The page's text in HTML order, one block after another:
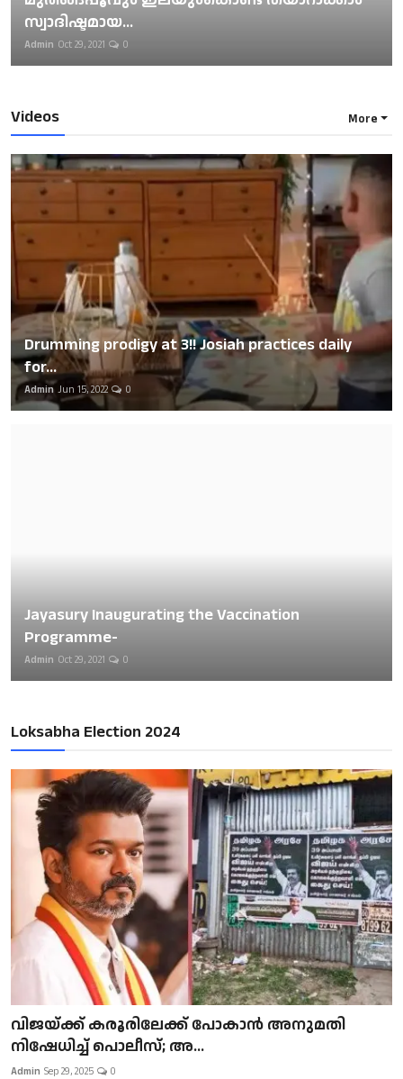
സ്വാദിഷ്ടമായ...
Admin Oct 29, 2021 0
Videos More
Drumming prodigy at 3!! Josiah practices daily
for...
Admin Jun 15, 2022 0
Jayasury Inaugurating the Vaccination
Programme-
Admin Oct 29, 2021 0
Loksabha Election 2024
വിജയ്ക്ക് കരൂരിലേക്ക് പോകാൻ അനുമതി
നിഷേധിച്ച് പൊലീസ്; അ...
Admin Sep 29, 2025 0